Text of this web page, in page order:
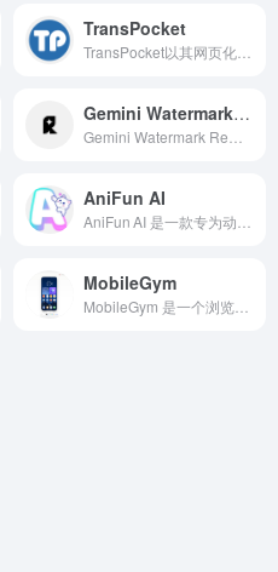
TransPocket
Gemini Watermark Remover
AniFun AI
MobileGym